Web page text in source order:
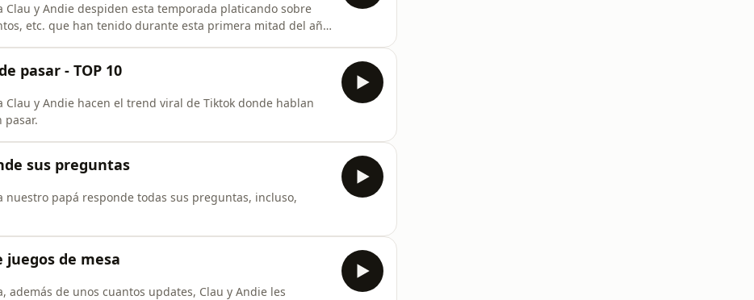
Clau y Andie despiden esta temporada platicando sobre
etc. que han tenido durante esta primera mitad del año
pasar - TOP 10
Clau y Andie hacen el trend viral de Tiktok donde hablan
pasar.
sus preguntas
nuestro papá responde todas sus preguntas, incluso,
juegos de mesa
además de unos cuantos updates, Clau y Andie les